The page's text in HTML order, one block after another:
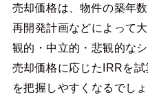
売却価格は、物件の築年
再開発計画などによって
観的・中立的・悲観的な
売却価格に応じたIRRを
を把握しやすくなるでしょ